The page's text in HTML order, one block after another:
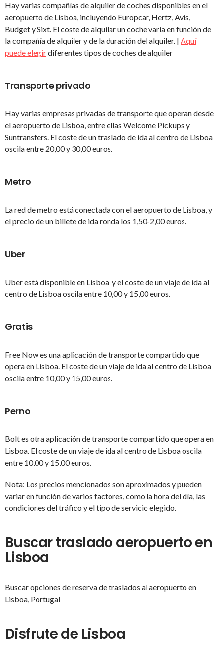
Hay varias compañías de alquiler de coches disponibles en el
aeropuerto de Lisboa, incluyendo Europcar, Hertz, Avis,
Budget y Sixt. El coste de alquilar un coche varía en función de
la compañía de alquiler y de la duración del alquiler. | Aquí
puede elegirdiferentes tipos de coches de alquiler
Transporte privado
Hay varias empresas privadas de transporte que operan desde
el aeropuerto de Lisboa, entre ellas Welcome Pickups y
Suntransfers. El coste de un traslado de ida al centro de Lisboa
oscila entre 20,00 y 30,00 euros.
Metro
La red de metro está conectada con el aeropuerto de Lisboa, y
el precio de un billete de ida ronda los 1,50-2,00 euros.
Uber
Uber está disponible en Lisboa, y el coste de un viaje de ida al
centro de Lisboa oscila entre 10,00 y 15,00 euros.
Gratis
Free Now es una aplicación de transporte compartido que
opera en Lisboa. El coste de un viaje de ida al centro de Lisboa
oscila entre 10,00 y 15,00 euros.
Perno
Bolt es otra aplicación de transporte compartido que opera en
Lisboa. El coste de un viaje de ida al centro de Lisboa oscila
entre 10,00 y 15,00 euros.
Nota: Los precios mencionados son aproximados y pueden
variar en función de varios factores, como la hora del día, las
condiciones del tráfico y el tipo de servicio elegido.
Buscar traslado aeropuerto en
Lisboa
Buscar opciones de reserva de traslados al aeropuerto en
Lisboa, Portugal
Disfrute de Lisboa